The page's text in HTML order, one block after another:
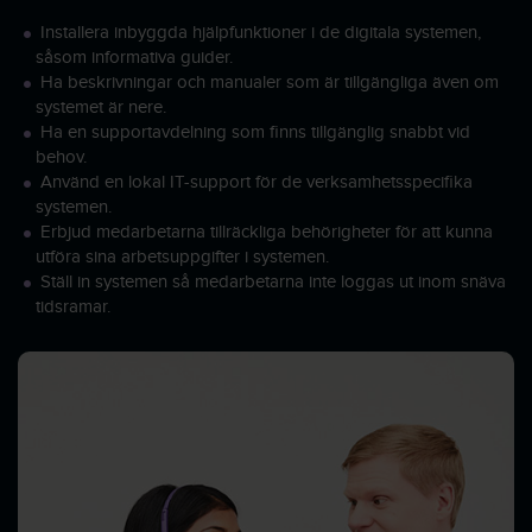
Installera inbyggda hjälpfunktioner i de digitala systemen,
såsom informativa guider.
Ha beskrivningar och manualer som är tillgängliga även om
systemet är nere.
Ha en supportavdelning som finns tillgänglig snabbt vid
behov.
Använd en lokal IT-support för de verksamhetsspecifika
systemen.
Erbjud medarbetarna tillräckliga behörigheter för att kunna
utföra sina arbetsuppgifter i systemen.
Ställ in systemen så medarbetarna inte loggas ut inom snäva
tidsramar.